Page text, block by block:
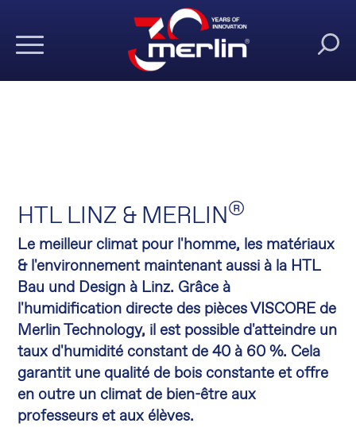
HTL LINZ & MERLIN®
Le meilleur climat pour l'homme, les matériaux
& l'environnement maintenant aussi à la HTL
Bau und Design à Linz. Grâce à
l'humidification directe des pièces VISCORE de
Merlin Technology, il est possible d'atteindre un
taux d'humidité constant de 40 à 60 %. Cela
garantit une qualité de bois constante et offre
en outre un climat de bien-être aux
professeurs et aux élèves.